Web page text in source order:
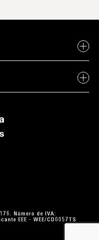
Número de IVA:
EEE - WEE/CD0057TS